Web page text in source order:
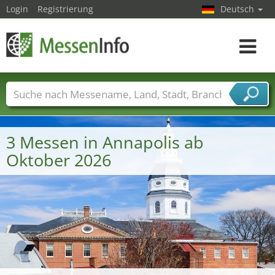
3 Messen in Annapolis ab
Oktober 2026
Login Registrierung Deutsch
Toggle
Messenamen Länder Städte
Branchen
Dienstleisterbranchen